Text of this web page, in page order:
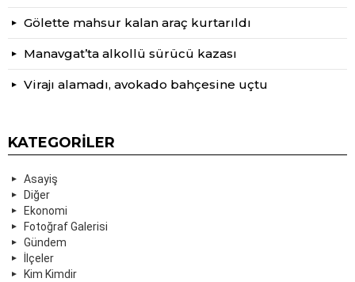
Gölette mahsur kalan araç kurtarıldı
Manavgat’ta alkollü sürücü kazası
Virajı alamadı, avokado bahçesine uçtu
KATEGORILER
Asayiş
Diğer
Ekonomi
Fotoğraf Galerisi
Gündem
İlçeler
Kim Kimdir